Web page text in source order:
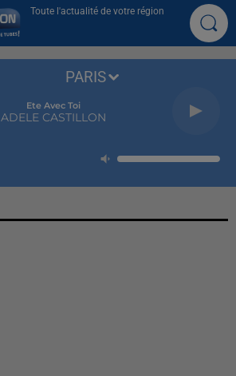
Toute l'actualité de votre région
Ete Avec Toi
ADELE CASTILLON
PARIS